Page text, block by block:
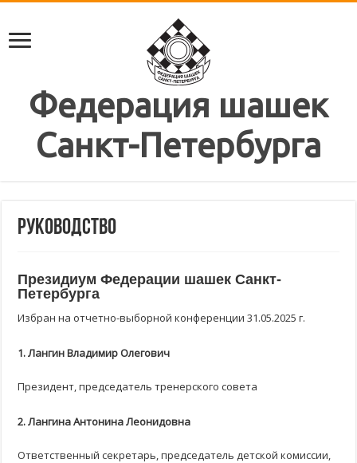
Федерация шашек
Санкт-Петербурга
Руководство
Президиум Федерации шашек Санкт-
Петербурга
Избран на отчетно-выборной конференции 31.05.2025 г.
1. Лангин Владимир Олегович
Президент, председатель тренерского совета
2.Лангина Антонина Леонидовна
Ответственный секретарь, председатель детской комиссии,